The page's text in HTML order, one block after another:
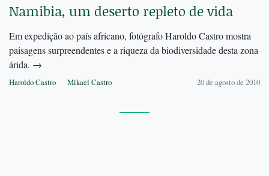
Namibia, um deserto repleto de vida
Em expedição ao país africano, fotógrafo Haroldo Castro mostra
paisagens surpreendentes e a riqueza da biodiversidade desta zona
árida. →
Haroldo Castro Mikael Castro 20 de agosto de 2010